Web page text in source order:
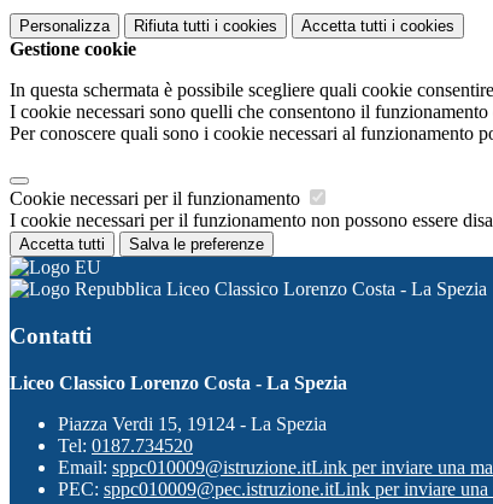
Personalizza Rifiuta tutti i cookies Accetta tutti i cookies
Gestione cookie
In questa schermata è possibile scegliere quali cookie
I cookie necessari sono quelli che consentono il
Per conoscere quali sono i cookie necessari al funzionamento
Cookie necessari per il funzionamento
I cookie necessari per il funzionamento non possono essere
Accetta tutti Salva le preferenze
Liceo Classico Lorenzo Costa - La Spezia
Contatti
Liceo Classico Lorenzo Costa - La Spezia
Piazza Verdi 15, 19124 - La Spezia
Tel: 0187.734520
Email: sppc010009@istruzione.itLink per inviare una
PEC: sppc010009@pec.istruzione.itLink per inviare una